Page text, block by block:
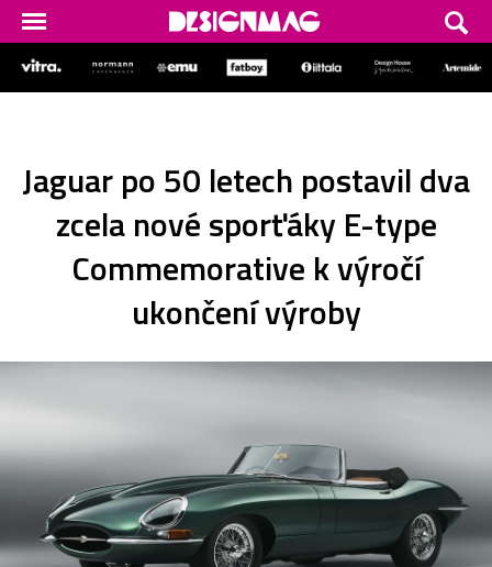
Jaguar po 50 letech postavil dva
zcela nové sporťáky E-type
Commemorative k výročí
ukončení výroby